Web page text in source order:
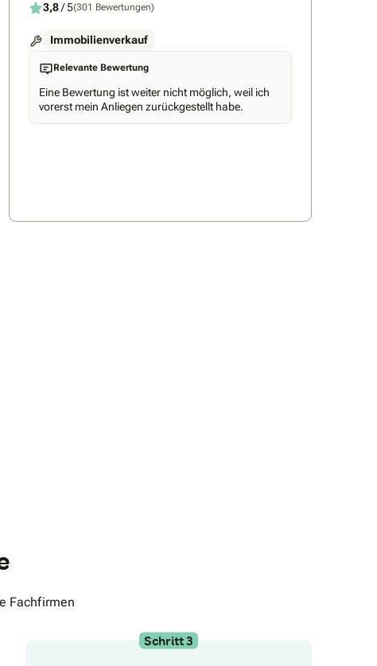
3,8/ 5(301 Bewertungen)
Immobilienverkauf
Relevante Bewertung
Eine Bewertung ist weiter nicht möglich, weil ich
vorerst mein Anliegen zurückgestellt habe.
Fachfirmen
Schritt 3